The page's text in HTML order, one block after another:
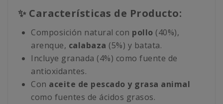
✨ Características de Producto:
Composición natural con pollo (40%),
arenque, calabaza (5%) y batata.
Incluye granada (4%) como fuente de
antioxidantes.
Con aceite de pescado y grasa animal
como fuentes de ácidos grasos.